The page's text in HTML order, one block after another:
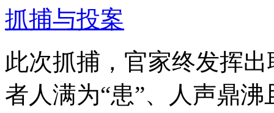
抓捕与投案
此次抓捕，官家终发挥
者人满为“患”、人声鼎